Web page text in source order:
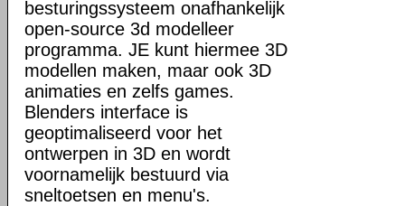
besturingssysteem onafhankelijk
open-source 3d modelleer
programma. JE kunt hiermee 3D
modellen maken, maar ook 3D
animaties en zelfs games.
Blenders interface is
geoptimaliseerd voor het
ontwerpen in 3D en wordt
voornamelijk bestuurd via
sneltoetsen en menu's.